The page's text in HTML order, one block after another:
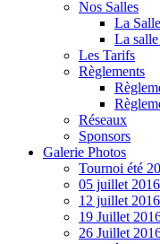
Nos Salles
La
La
Les Tarifs
Règlements
Réseaux
Sponsors
Galerie Photos
Tournoi été
05 juillet 2016
12 juillet 2016
19 Juillet
26 Juillet